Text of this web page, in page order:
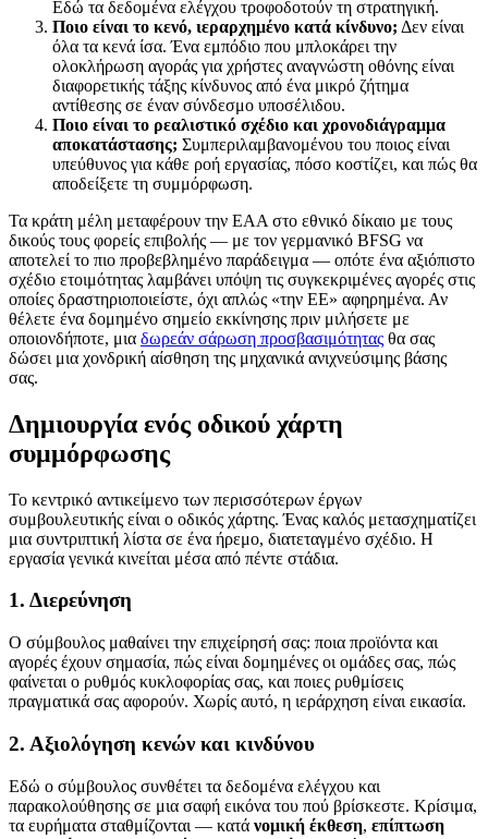
Εδώ τα δεδομένα ελέγχου τροφοδοτούν τη στρατηγική.
Ποιο είναι το κενό, ιεραρχημένο κατά κίνδυνο; Δεν είναι
όλα τα κενά ίσα. Ένα εμπόδιο που μπλοκάρει την
ολοκλήρωση αγοράς για χρήστες αναγνώστη οθόνης είναι
διαφορετικής τάξης κίνδυνος από ένα μικρό ζήτημα
αντίθεσης σε έναν σύνδεσμο υποσέλιδου.
Ποιο είναι το ρεαλιστικό σχέδιο και χρονοδιάγραμμα
αποκατάστασης; Συμπεριλαμβανομένου του ποιος είναι
υπεύθυνος για κάθε ροή εργασίας, πόσο κοστίζει, και πώς θα
αποδείξετε τη συμμόρφωση.
Τα κράτη μέλη μεταφέρουν την EAA στο εθνικό δίκαιο με τους
δικούς τους φορείς επιβολής — με τον γερμανικό BFSG να
αποτελεί το πιο προβεβλημένο παράδειγμα — οπότε ένα αξιόπιστο
σχέδιο ετοιμότητας λαμβάνει υπόψη τις συγκεκριμένες αγορές στις
οποίες δραστηριοποιείστε, όχι απλώς «την ΕΕ» αφηρημένα. Αν
θέλετε ένα δομημένο σημείο εκκίνησης πριν μιλήσετε με
οποιονδήποτε, μια δωρεάν σάρωση προσβασιμότητας θα σας
δώσει μια χονδρική αίσθηση της μηχανικά ανιχνεύσιμης βάσης
σας.
Δημιουργία ενός οδικού χάρτη
συμμόρφωσης
Το κεντρικό αντικείμενο των περισσότερων έργων
συμβουλευτικής είναι ο οδικός χάρτης. Ένας καλός μετασχηματίζει
μια συντριπτική λίστα σε ένα ήρεμο, διατεταγμένο σχέδιο. Η
εργασία γενικά κινείται μέσα από πέντε στάδια.
1. Διερεύνηση
Ο σύμβουλος μαθαίνει την επιχείρησή σας: ποια προϊόντα και
αγορές έχουν σημασία, πώς είναι δομημένες οι ομάδες σας, πώς
φαίνεται ο ρυθμός κυκλοφορίας σας, και ποιες ρυθμίσεις
πραγματικά σας αφορούν. Χωρίς αυτό, η ιεράρχηση είναι εικασία.
2. Αξιολόγηση κενών και κινδύνου
Εδώ ο σύμβουλος συνθέτει τα δεδομένα ελέγχου και
παρακολούθησης σε μια σαφή εικόνα του πού βρίσκεστε. Κρίσιμα,
τα ευρήματα σταθμίζονται — κατά νομική έκθεση, επίπτωση